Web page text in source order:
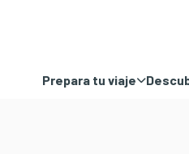
Prepara tu viaje